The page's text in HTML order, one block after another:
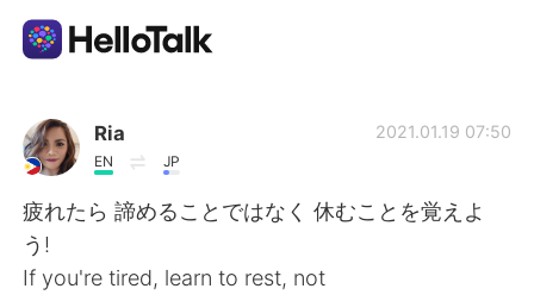
Language Exchange App
AI Grammar Checker
Ria
EN JP
2021.01.19 07:50
疲れたら 諦めることではなく 休むことを覚えよ
う!
If you're tired, learn to rest, not